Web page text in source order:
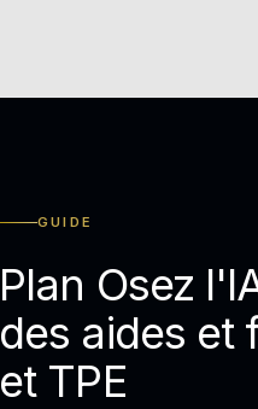
GUIDE
Plan Osez
des aides et
et TPE